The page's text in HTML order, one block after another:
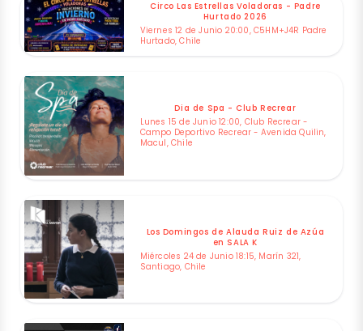
Circo Las Estrellas Voladoras - Padre
Hurtado 2026
Viernes 12 de Junio 20:00, C5HM+J4R Padre
Hurtado, Chile
Dia de Spa - Club Recrear
Lunes 15 de Junio 12:00, Club Recrear -
Campo Deportivo Recrear - Avenida Quilin,
Macul, Chile
Los Domingos de Alauda Ruiz de Azúa
en SALA K
Miércoles 24 de Junio 18:15, Marín 321,
Santiago, Chile